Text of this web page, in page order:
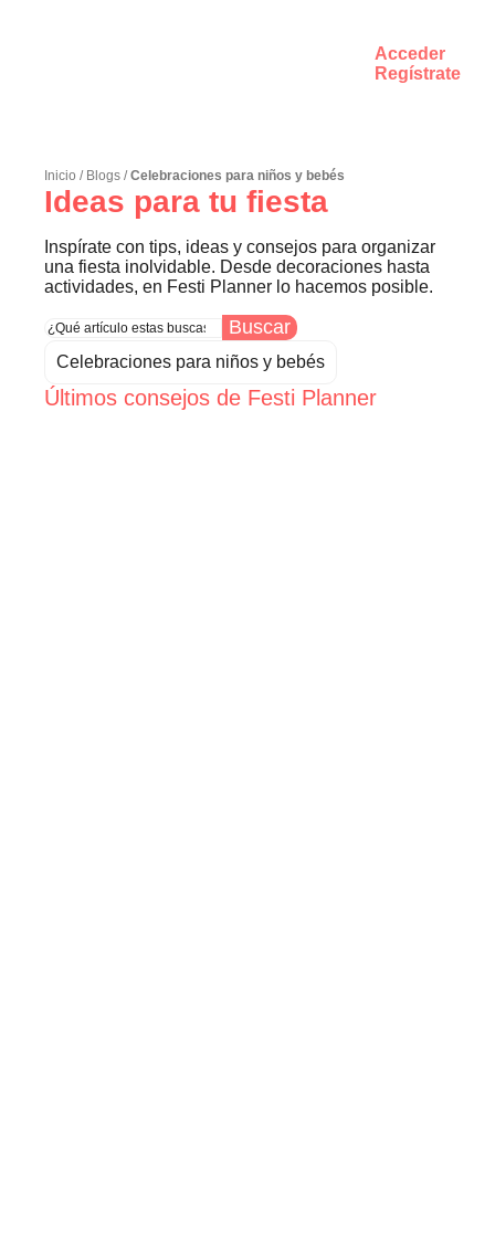
Acceder
Regístrate
Inicio / Blogs /Celebraciones para niños y bebés
Ideas para tu fiesta
Inspírate con tips, ideas y consejos para organizar
una fiesta inolvidable. Desde decoraciones hasta
actividades, en Festi Planner lo hacemos posible.
Buscar
Celebraciones para niños y bebés
Últimos consejos de Festi Planner